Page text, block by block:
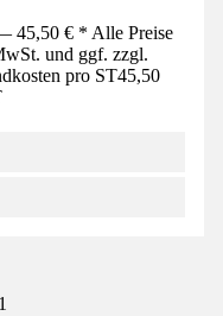
45,50 € * Alle Preise
und ggf. zzgl.
pro ST45,50